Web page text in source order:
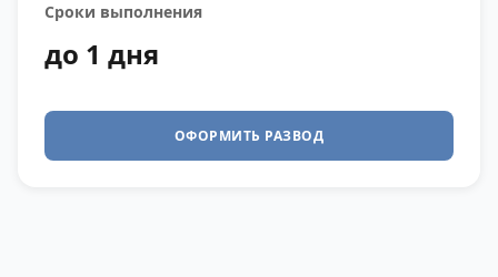
Сроки выполнения
до 1 дня
ОФОРМИТЬ РАЗВОД